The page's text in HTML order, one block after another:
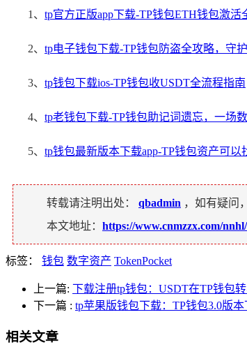
1、 tp官方正版app下载-TP钱包ETH钱包激活
2、 tp电子钱包下载-TP钱包防盗全攻略，守
3、 tp钱包下载ios-TP钱包收USDT全流程指南
4、 tp老钱包下载-TP钱包助记词遗忘，一场
5、 tp钱包最新版本下载app-TP钱包资产可
转载请注明出处： qbadmin ，如有疑问
本文地址： https://www.cnmzzx.com/
标签： 钱包 数字资产 TokenPocket
上一篇: 下载注册tp钱包：USDT在TP钱包
下一篇 : tp苹果版钱包下载：TP钱包3.0版
相关文章